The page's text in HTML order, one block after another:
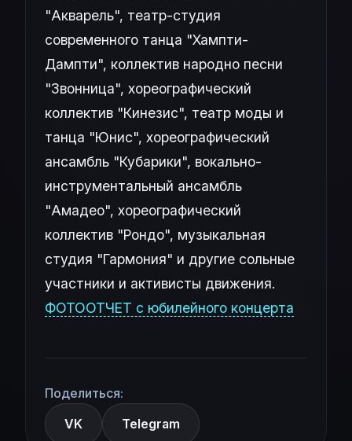
"Акварель", театр-студия
современного танца "Хампти-
Дампти", коллектив народно песни
"Звонница", хореографический
коллектив "Кинезис", театр моды и
танца "Юнис", хореографический
ансамбль "Кубарики", вокально-
инструментальный ансамбль
"Амадео", хореографический
коллектив "Рондо", музыкальная
студия "Гармония" и другие сольные
участники и активисты движения.
ФОТООТЧЕТ с юбилейного концерта
Поделиться:
VK
Telegram